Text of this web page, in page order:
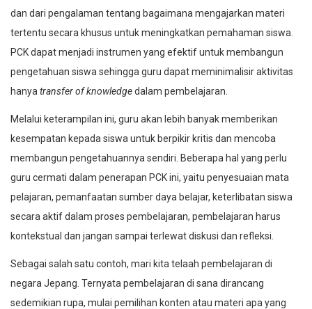
dan dari pengalaman tentang bagaimana mengajarkan materi
tertentu secara khusus untuk meningkatkan pemahaman siswa.
PCK dapat menjadi instrumen yang efektif untuk membangun
pengetahuan siswa sehingga guru dapat meminimalisir aktivitas
hanya transfer of knowledgedalam pembelajaran.
Melalui keterampilan ini, guru akan lebih banyak memberikan
kesempatan kepada siswa untuk berpikir kritis dan mencoba
membangun pengetahuannya sendiri. Beberapa hal yang perlu
guru cermati dalam penerapan PCK ini, yaitu penyesuaian mata
pelajaran, pemanfaatan sumber daya belajar, keterlibatan siswa
secara aktif dalam proses pembelajaran, pembelajaran harus
kontekstual dan jangan sampai terlewat diskusi dan refleksi.
Sebagai salah satu contoh, mari kita telaah pembelajaran di
negara Jepang. Ternyata pembelajaran di sana dirancang
sedemikian rupa, mulai pemilihan konten atau materi apa yang